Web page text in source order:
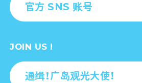
官方 SNS 账号
JOIN US !
通缉！广岛观光大使！